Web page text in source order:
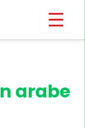
arabe